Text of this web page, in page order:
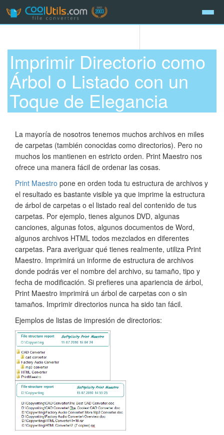
Imprimir Directorio como
Árbol o Listado con un
Toque de Elegancia
La mayoría de nosotros tenemos muchos archivos en miles
de carpetas (también conocidas como directorios). Pero no
muchos los mantienen en estricto orden. Print Maestro nos
ofrece una manera fácil de ordenar las cosas.
Print Maestro pone en orden toda tu estructura de archivos y
el resultado es bastante visible ya que imprime la estructura
de árbol de carpetas o el listado real del contenido de tus
carpetas. Por ejemplo, tienes algunos DVD, algunas
canciones, algunas fotos, algunos documentos de Word,
algunos archivos HTML todos mezclados en diferentes
carpetas. Para averiguar qué tienes realmente, utiliza Print
Maestro. Imprimirá un informe de estructura de archivos
donde podrás ver el nombre del archivo, su tamaño, tipo y
fecha de modificación. Si prefieres una apariencia de árbol,
Print Maestro imprimirá un árbol de carpetas con o sin
tamaños. Imprimir directorios nunca ha sido tan fácil.
Ejemplos de listas de impresión de directorios: